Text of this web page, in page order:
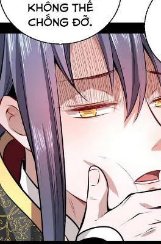
Huyền Huyễn
Hài Hước
Hàn Quốc
Hậu Cung
Hệ Thống
Kinh Dị
Lịch Sử
Mạt Thế
Ngôn Tình
Thanh xuân - Vườn trường